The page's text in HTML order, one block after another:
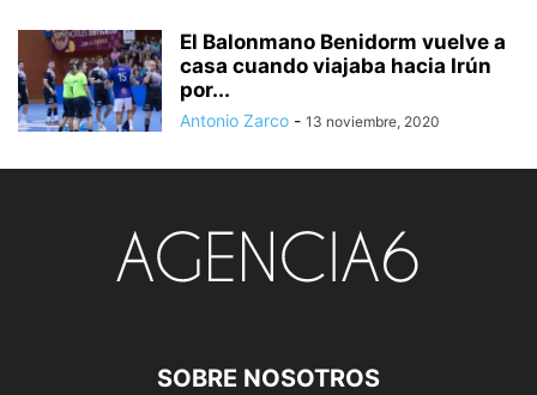
El Balonmano Benidorm vuelve a
casa cuando viajaba hacia Irún
por...
Antonio Zarco - 13 noviembre, 2020
SOBRE NOSOTROS